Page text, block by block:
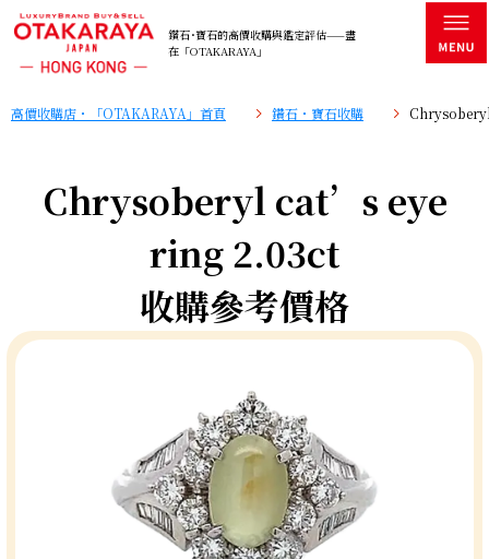
鑽石･寶石的高價收購與鑑定評估——盡
在「OTAKARAYA」
高價收購店・「OTAKARAYA」首頁 鑽石・寶石收購
Chrysoberyl cat’s eye
ring 2.03ct
收購參考價格